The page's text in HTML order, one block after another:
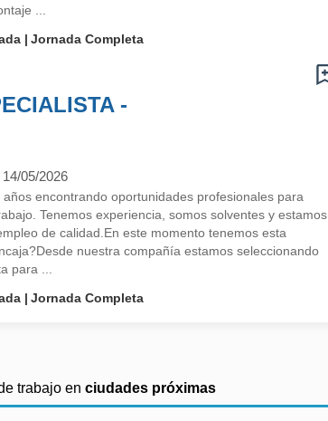
...
Jornada Completa
-
14/05/2026
años encontrando oportunidades profesionales para
Tenemos experiencia, somos solventes y estamos
de calidad.En este momento tenemos esta
nuestra compañía estamos seleccionando
para ...
Jornada Completa
trabajo en ciudades próximas